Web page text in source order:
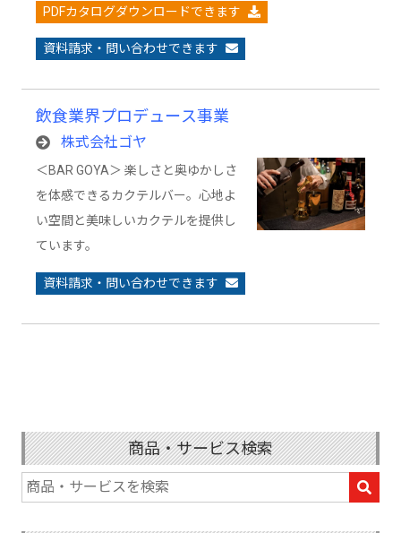
PDFカタログダウンロードできます
資料請求・問い合わせできます
飲食業界プロデュース事業
株式会社ゴヤ
＜BAR GOYA＞ 楽しさと奥ゆかしさ
を体感できるカクテルバー。心地よ
い空間と美味しいカクテルを提供し
ています。
資料請求・問い合わせできます
商品・サービス検索